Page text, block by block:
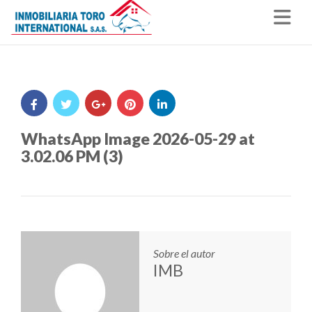
WhatsApp Image 2026-05-29 at
3.02.06 PM (3)
Sobre el autor
IMB